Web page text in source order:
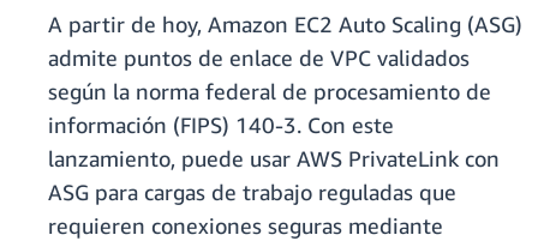
A partir de hoy, Amazon EC2 Auto Scaling (ASG)
admite puntos de enlace de VPC validados
según la norma federal de procesamiento de
información (FIPS) 140-3. Con este
lanzamiento, puede usar AWS PrivateLink con
ASG para cargas de trabajo reguladas que
requieren conexiones seguras mediante